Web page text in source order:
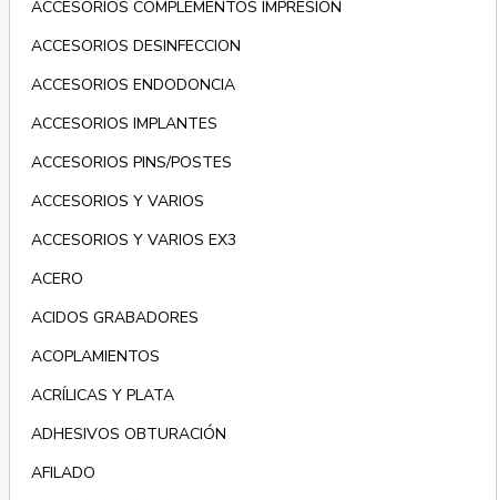
ACCESORIOS COMPLEMENTOS IMPRESIÓN
ACCESORIOS DESINFECCION
ACCESORIOS ENDODONCIA
ACCESORIOS IMPLANTES
ACCESORIOS PINS/POSTES
ACCESORIOS Y VARIOS
ACCESORIOS Y VARIOS EX3
ACERO
ACIDOS GRABADORES
ACOPLAMIENTOS
ACRÍLICAS Y PLATA
ADHESIVOS OBTURACIÓN
AFILADO